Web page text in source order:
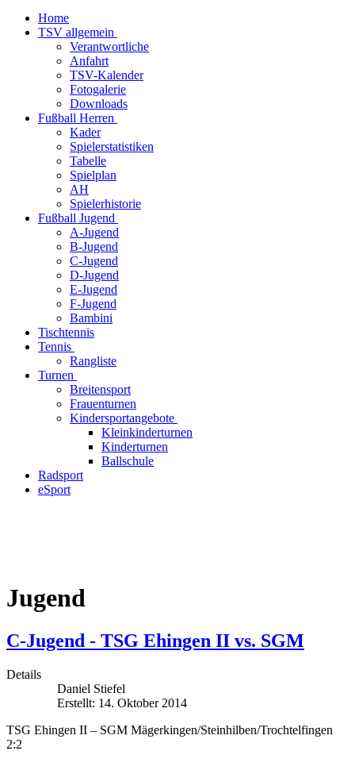
Home
TSV allgemein
Verantwortliche
Anfahrt
TSV-Kalender
Fotogalerie
Downloads
Fußball Herren
Kader
Spielerstatistiken
Tabelle
Spielplan
AH
Spielerhistorie
Fußball Jugend
A-Jugend
B-Jugend
C-Jugend
D-Jugend
E-Jugend
F-Jugend
Bambini
Tischtennis
Tennis
Rangliste
Turnen
Breitensport
Frauenturnen
Kindersportangebote
Kleinkinderturnen
Kinderturnen
Ballschule
Radsport
eSport
Jugend
C-Jugend - TSG Ehingen II vs. SGM
Details
Daniel Stiefel
Erstellt: 14. Oktober 2014
TSG Ehingen II – SGM Mägerkingen/Steinhilben/Trochtelfingen
2:2